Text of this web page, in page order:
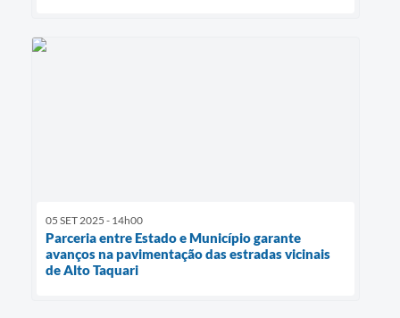
05 SET 2025 - 14h00
Parceria entre Estado e Município garante
avanços na pavimentação das estradas vicinais
de Alto Taquari